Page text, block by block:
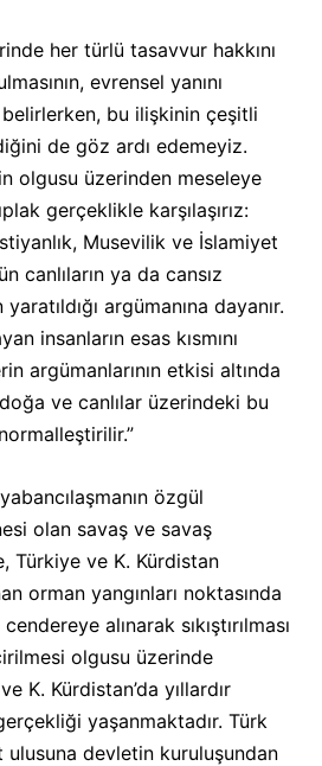
her türlü tasavvur hakkını
evrensel yanını
bu ilişkinin çeşitli
de göz ardı edemeyiz.
olgusu üzerinden meseleye
gerçeklikle karşılaşırız:
Musevilik ve İslamiyet
canlıların ya da cansız
argümanına dayanır.
insanların esas kısmını
argümanlarının etkisi altında
ve canlılar üzerindeki bu
özgül
olan savaş ve savaş
Türkiye ve K. Kürdistan
orman yangınları noktasında
alınarak sıkıştırılması
olgusu üzerinde
K. Kürdistan’da yıllardır
yaşanmaktadır. Türk
ulusuna devletin kuruluşundan